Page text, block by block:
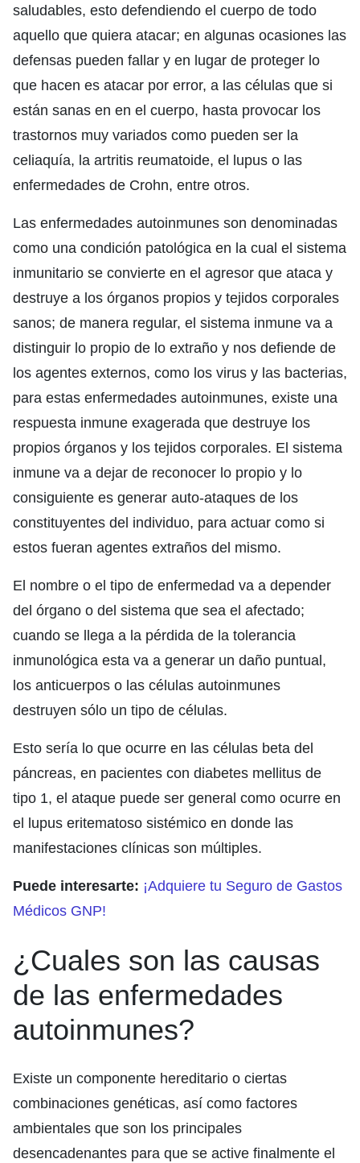
saludables, esto defendiendo el cuerpo de todo
aquello que quiera atacar; en algunas ocasiones las
defensas pueden fallar y en lugar de proteger lo
que hacen es atacar por error, a las células que si
están sanas en en el cuerpo, hasta provocar los
trastornos muy variados como pueden ser la
celiaquía, la artritis reumatoide, el lupus o las
enfermedades de Crohn, entre otros.
Las enfermedades autoinmunes son denominadas
como una condición patológica en la cual el sistema
inmunitario se convierte en el agresor que ataca y
destruye a los órganos propios y tejidos corporales
sanos; de manera regular, el sistema inmune va a
distinguir lo propio de lo extraño y nos defiende de
los agentes externos, como los virus y las bacterias,
para estas enfermedades autoinmunes, existe una
respuesta inmune exagerada que destruye los
propios órganos y los tejidos corporales. El sistema
inmune va a dejar de reconocer lo propio y lo
consiguiente es generar auto-ataques de los
constituyentes del individuo, para actuar como si
estos fueran agentes extraños del mismo.
El nombre o el tipo de enfermedad va a depender
del órgano o del sistema que sea el afectado;
cuando se llega a la pérdida de la tolerancia
inmunológica esta va a generar un daño puntual,
los anticuerpos o las células autoinmunes
destruyen sólo un tipo de células.
Esto sería lo que ocurre en las células beta del
páncreas, en pacientes con diabetes mellitus de
tipo 1, el ataque puede ser general como ocurre en
el lupus eritematoso sistémico en donde las
manifestaciones clínicas son múltiples.
Puede interesarte: ¡Adquiere tu Seguro de Gastos
Médicos GNP!
¿Cuales son las causas
de las enfermedades
autoinmunes?
Existe un componente hereditario o ciertas
combinaciones genéticas, así como factores
ambientales que son los principales
desencadenantes para que se active finalmente el